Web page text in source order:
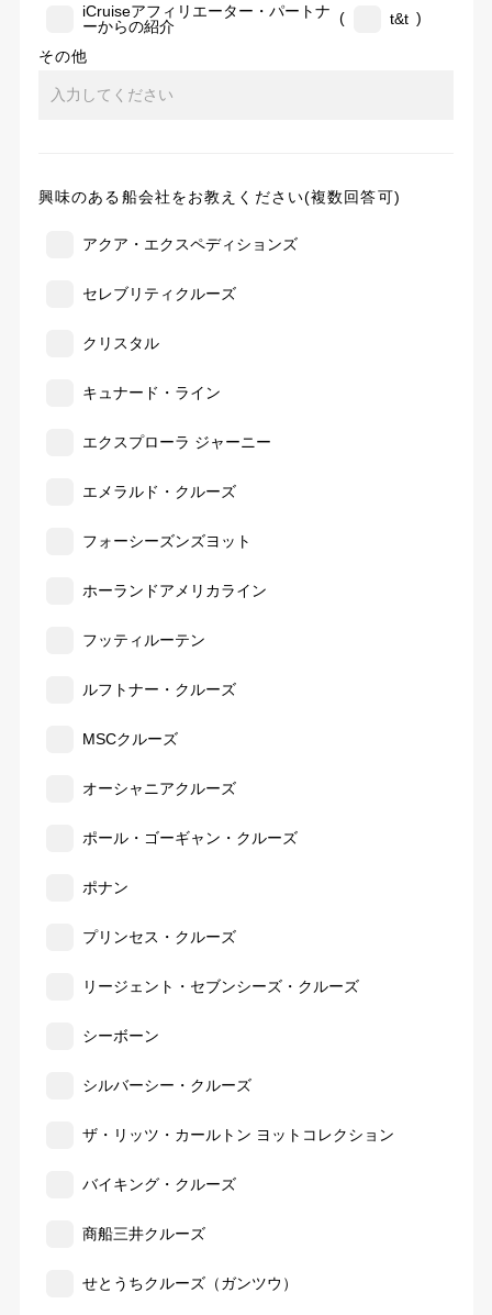
iCruiseアフィリエーター・パートナ
ーからの紹介
( t&t )
その他
興味のある船会社をお教えください(複数回答可)
アクア・エクスペディションズ
セレブリティクルーズ
クリスタル
キュナード・ライン
エクスプローラ ジャーニー
エメラルド・クルーズ
フォーシーズンズヨット
ホーランドアメリカライン
フッティルーテン
ルフトナー・クルーズ
MSCクルーズ
オーシャニアクルーズ
ポール・ゴーギャン・クルーズ
ポナン
プリンセス・クルーズ
リージェント・セブンシーズ・クルーズ
シーボーン
シルバーシー・クルーズ
ザ・リッツ・カールトン ヨットコレクション
バイキング・クルーズ
商船三井クルーズ
せとうちクルーズ（ガンツウ）